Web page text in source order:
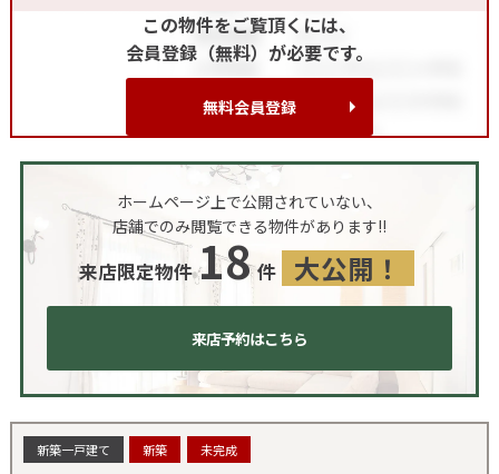
この物件をご覧頂くには、
会員登録（無料）が必要です。
無料会員登録
ホームページ上で公開されていない、
店舗でのみ閲覧できる物件があります!!
来店限定物件 18 件 大公開！
来店予約はこちら
新築一戸建て 新築 未完成